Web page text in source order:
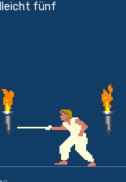
fünf